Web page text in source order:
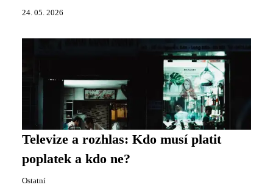
24. 05. 2026
Televize a rozhlas: Kdo musí platit
poplatek a kdo ne?
Ostatní